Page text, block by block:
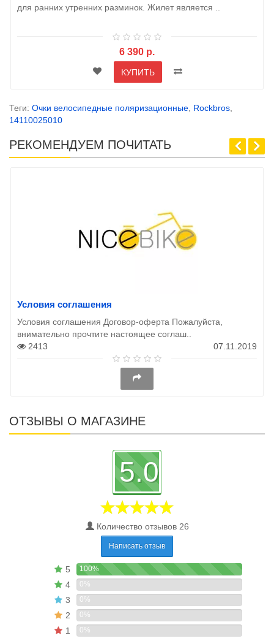
для ранних утренних разминок. Жилет является ..
6 390 р.
КУПИТЬ
Теги: Очки велосипедные поляризационные, Rockbros,
14110025010
РЕКОМЕНДУЕМ ПОЧИТАТЬ
Условия соглашения
Условия соглашения Договор-оферта Пожалуйста,
внимательно прочтите настоящее соглаш..
2413
07.11.2019
ОТЗЫВЫ О МАГАЗИНЕ
5.0
Количество отзывов 26
Написать отзыв
5 100%
4 0%
3 0%
2 0%
1 0%